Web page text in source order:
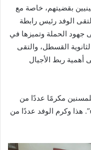
بقضيتهم، خاصة مع
الوفد رئيس رابطة
جهود الحملة وتميزها في
لثانوية القسطل، والتقى
أهمية ربط الأجيال
مكرمًا عددًا من
هذا وكرم الوفد عددًا من